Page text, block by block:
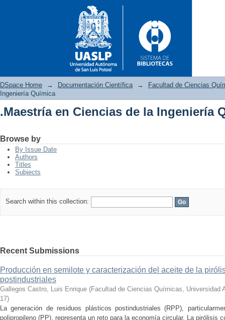
.Maestría en Ciencias de la
DSpace Home → Documentación Científica →
Facultad de Ciencias
Ingeniería Química
.Maestría en Ciencias de la Ingeniería
Browse by
By Issue Date
Authors
Titles
Subjects
Search within this collection:
Recent Submissions
Producción en semilote y caracterización del aceite de la
postindustriales
Gallegos Castro, Luis Enrique (Facultad de Ciencias Químicas, Universidad
17)
La generación de residuos plásticos postindustriales (RPP),
polipropileno (PP), representa un reto para la economía circular. La pirólisis